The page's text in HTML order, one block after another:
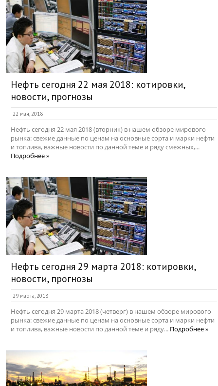
Нефть сегодня 22 мая 2018: котировки,
новости, прогнозы
22 мая, 2018
Нефть сегодня 22 мая 2018 (вторник) в нашем обзоре мирового
рынка: свежие данные по ценам на основные сорта и марки нефти
и топлива, важные новости по данной теме и ряду смежных,...
Подробнее »
Нефть сегодня 29 марта 2018: котировки,
новости, прогнозы
29 марта, 2018
Нефть сегодня 29 марта 2018 (четверг) в нашем обзоре мирового
рынка: свежие данные по ценам на основные сорта и марки нефти
и топлива, важные новости по данной теме и ряду... Подробнее »